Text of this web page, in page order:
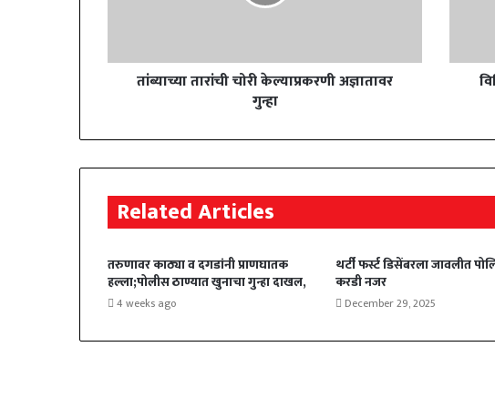
तांब्याच्या तारांची चोरी केल्याप्रकरणी अज्ञातावर
गुन्हा
Related Articles
तरुणावर काठ्या व दगडांनी प्राणघातक
हल्ला;पोलीस ठाण्यात खुनाचा गुन्हा दाखल,
4 weeks ago
थर्टी फर्स्ट डिसेंबरला जावलीत
करडी नजर
December 29, 2025